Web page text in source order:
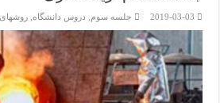
2019-03-03 جلسه سوم دروس دانشگاه ,روشهای